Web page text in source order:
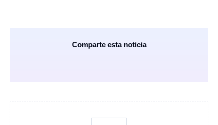
Comparte esta noticia